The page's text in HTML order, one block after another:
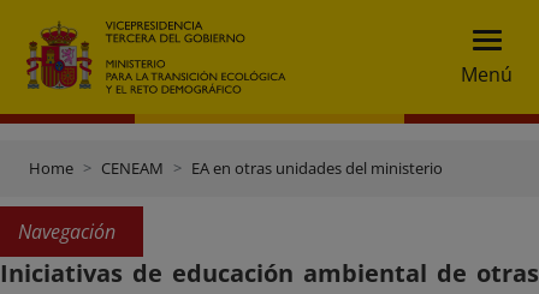
Menú
Home CENEAM EA en otras unidades del ministerio
Navegación
Iniciativas de educación ambiental de otras